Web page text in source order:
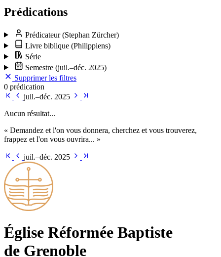
Prédications
Prédicateur(Stephan Zürcher)
Livre biblique (Philippiens)
Série
Semestre (juil.–déc. 2025)
Supprimer les filtres
0 prédication
juil.–déc. 2025
Aucun résultat...
« Demandez et l'on vous donnera, cherchez et vous trouverez,
frappez et l'on vous ouvrira... »
juil.–déc. 2025
Église Ré­for­mée Bap­tiste
de Grenoble